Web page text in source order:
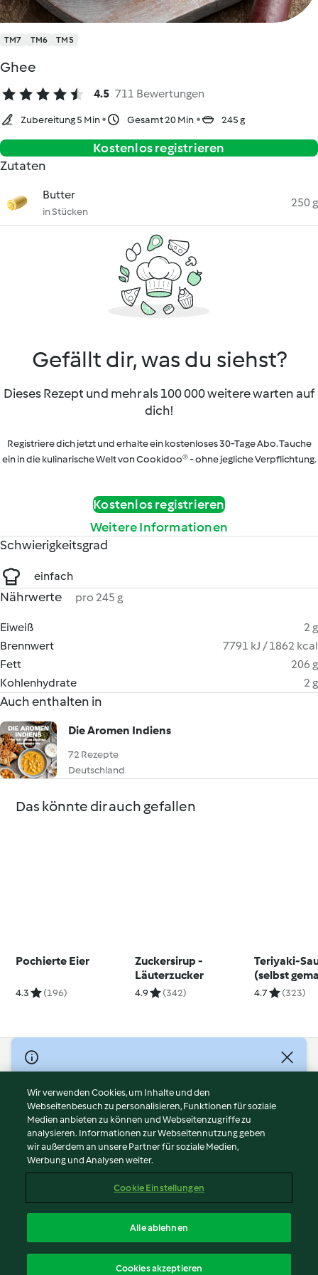
TM7 TM6 TM5
Ghee
4.5 711 Bewertungen
Zubereitung 5 Min Gesamt 20 Min 245 g
Kostenlos registrieren
Zutaten
Butter
in Stücken
250 g
Gefällt dir, was du siehst?
Dieses Rezept und mehr als 100 000 weitere warten auf
dich!
Registriere dich jetzt und erhalte ein kostenloses 30-Tage Abo. Tauche
ein in die kulinarische Welt von Cookidoo® - ohne jegliche Verpflichtung.
Kostenlos registrieren
Weitere Informationen
Schwierigkeitsgrad
einfach
Nährwerte pro 245 g
Eiweiß
2 g
Brennwert
7791 kJ / 1862 kcal
Fett
206 g
Kohlenhydrate
2 g
Auch enthalten in
Die Aromen Indiens
72 Rezepte
Deutschland
Das könnte dir auch gefallen
Pochierte Eier
4.3 (196)
Zuckersirup -
Läuterzucker
4.9 (342)
Teriyaki-
(selbst
4.7 (323)
© Copyright 2026
Nutzungsbedingungen
Datenschutzrichtlinien
Disclaimer
Impressum
Cookies
Abo kündigen
Erklärung zur Barrierefreiheit
Wir verwenden Cookies, um Inhalte und den
Webseitenbesuch zu personalisieren, Funktionen für soziale
Medien anbieten zu können und Webseitenzugriffe zu
analysieren. Informationen zur Webseitennutzung geben
wir außerdem an unsere Partner für soziale Medien,
Werbung und Analysen weiter.
Cookie Einstellungen
Alle ablehnen
Cookies akzeptieren